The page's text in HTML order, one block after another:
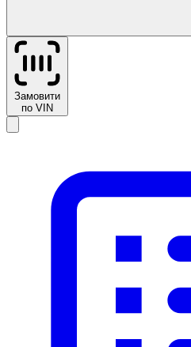
Замовити
по VIN